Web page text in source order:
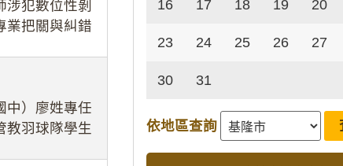
犯數位性剝
業把關與糾錯
中）廖姓專任
教羽球隊學生
16 17 18 19 20
23 24 25 26 27
30 31
依地區查詢